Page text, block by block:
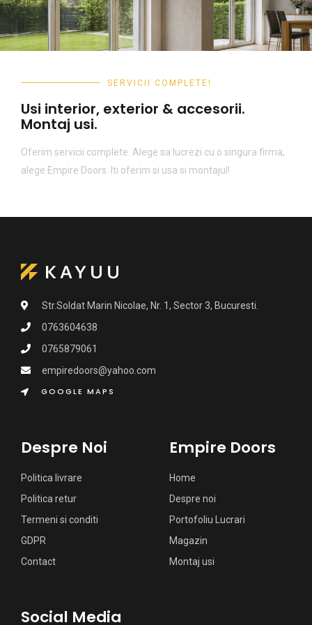
SERVICII COMPLETE!
Usi interior, exterior & accesorii.
Montaj usi.
Oferim servicii complete. Alege sa lucrezi cu o singura firma,
alege Empire Doors. Iti oferim si usa si montajul!
Str.Soldat Marin Nicolae, Nr. 1, Sector 3, Bucuresti.
0763604638
0765879061
empiredoors@yahoo.com
GOOGLE MAPS
Despre Noi
Politica livrare
Politica retur
Termeni si conditi
GDPR
Contact
Empire Doors
Home
Despre noi
Portofoliu Lucrari
Magazin
Montaj usi
Social Media